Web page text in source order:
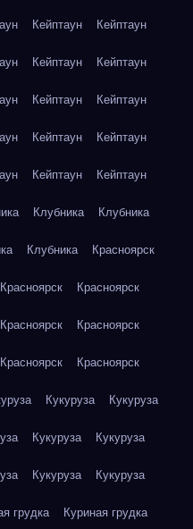
Кейптаун Кейптаун
Кейптаун Кейптаун
Кейптаун Кейптаун
Кейптаун Кейптаун
Кейптаун Кейптаун
Клубника Клубника
Клубника Красноярск
Красноярск Красноярск
Красноярск Красноярск
Красноярск Красноярск
Кукуруза Кукуруза
Кукуруза Кукуруза
Кукуруза Кукуруза
грудка Куриная грудка